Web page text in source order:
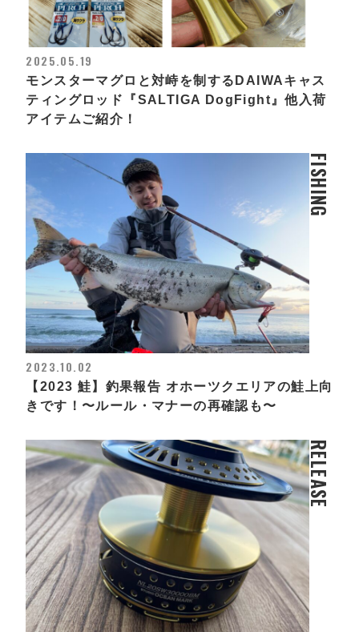
2025.05.19
モンスターマグロと対峙を制するDAIWAキャス
ティングロッド『SALTIGA DogFight』他入荷
アイテムご紹介！
FISHING
2023.10.02
【2023 鮭】釣果報告 オホーツクエリアの鮭上向
きです！〜ルール・マナーの再確認も〜
RELEASE